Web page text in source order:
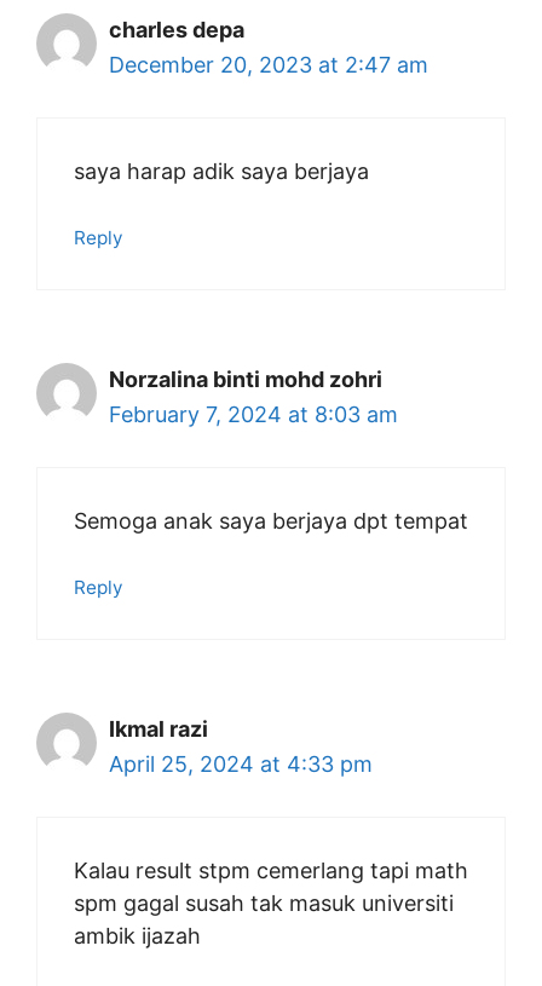
charles depa
December 20, 2023 at 2:47 am
saya harap adik saya berjaya
Reply
Norzalina binti mohd zohri
February 7, 2024 at 8:03 am
Semoga anak saya berjaya dpt tempat
Reply
Ikmal razi
April 25, 2024 at 4:33 pm
Kalau result stpm cemerlang tapi math
spm gagal susah tak masuk universiti
ambik ijazah